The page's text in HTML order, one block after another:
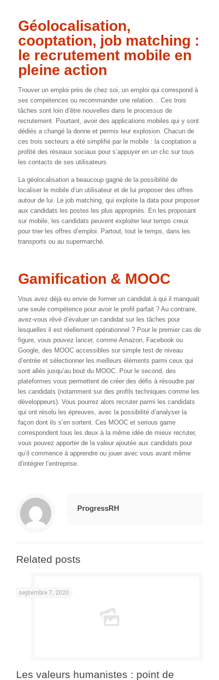
Géolocalisation,
cooptation, job matching :
le recrutement mobile en
pleine action
Trouver un emploi près de chez soi, un emploi qui correspond à
ses compétences ou recommander une relation… Ces trois
tâches sont loin d’être nouvelles dans le processus de
recrutement. Pourtant, avoir des applications mobiles qui y sont
dédiés a changé la donne et permis leur explosion. Chacun de
ces trois secteurs a été simplifié par le mobile : la cooptation a
profité des réseaux sociaux pour s’appuyer en un clic sur tous
les contacts de ses utilisateurs.
La géolocalisation a beaucoup gagné de la possibilité de
localiser le mobile d’un utilisateur et de lui proposer des offres
autour de lui. Le job matching, qui exploite la data pour proposer
aux candidats les postes les plus appropriés. En les proposant
sur mobile, les candidats peuvent exploiter leur temps creux
pour trier les offres d’emploi. Partout, tout le temps, dans les
transports ou au supermarché.
Gamification & MOOC
Vous avez déjà eu envie de former un candidat à qui il manquait
une seule compétence pour avoir le profil parfait ? Au contraire,
avez-vous rêvé d’évaluer un candidat sur les tâches pour
lesquelles il est réellement opérationnel ? Pour le premier cas de
figure, vous pouvez lancer, comme Amazon, Facebook ou
Google, des MOOC accessibles sur simple test de niveau
d’entrée et sélectionner les meilleurs éléments parmi ceux qui
sont allés jusqu’au bout du MOOC. Pour le second, des
plateformes vous permettent de créer des défis à résoudre par
les candidats (notamment sur des profils techniques comme les
développeurs). Vous pourrez alors recruter parmi les candidats
qui ont résolu les épreuves, avec la possibilité d’analyser la
façon dont ils s’en sortent. Ces MOOC et serious game
correspondent tous les deux à la même idée de mieux recruter,
vous pouvez apporter de la valeur ajoutée aux candidats pour
qu’il commence à apprendre ou jouer avec vous avant même
d’intégrer l’entreprise.
ProgressRH
Related posts
septembre 7, 2020
Les valeurs humanistes : point de